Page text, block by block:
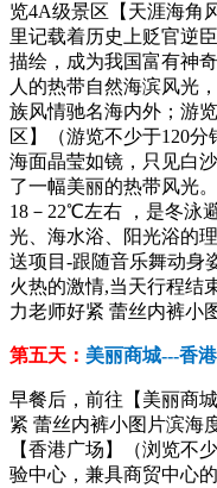
览4A级景区【天涯海角
里记载着历史上贬官逆
描绘，成为我国富有神
人的热带自然海滨风光
族风情驰名海内外；游
区】（游览不少于120
海面晶莹如镜，只见白
了一幅美丽的热带风光
18－22℃左右 ，是冬泳
光、海水浴、阳光浴的
送项目-跟随音乐舞动身
火热的激情,当天行程结
力老师好紧 蕾丝内裤小
第五天： 美丽商城---香
早餐后，前往【美丽商
紧 蕾丝内裤小图片滨海
【香港广场】（浏览不
验中心，兼具商贸中心